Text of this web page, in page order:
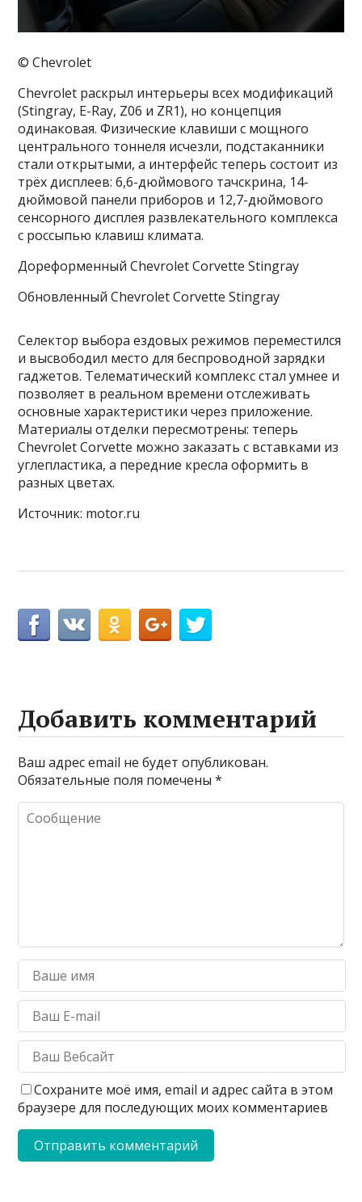
© Chevrolet
Chevrolet раскрыл интерьеры всех модификаций
(Stingray, E-Ray, Z06 и ZR1), но концепция
одинаковая. Физические клавиши с мощного
центрального тоннеля исчезли, подстаканники
стали открытыми, а интерфейс теперь состоит из
трёх дисплеев: 6,6-дюймового тачскрина, 14-
дюймовой панели приборов и 12,7-дюймового
сенсорного дисплея развлекательного комплекса
с россыпью клавиш климата.
Дореформенный Chevrolet Corvette Stingray
Обновленный Chevrolet Corvette Stingray
Селектор выбора ездовых режимов переместился
и высвободил место для беспроводной зарядки
гаджетов. Телематический комплекс стал умнее и
позволяет в реальном времени отслеживать
основные характеристики через приложение.
Материалы отделки пересмотрены: теперь
Chevrolet Corvette можно заказать с вставками из
углепластика, а передние кресла оформить в
разных цветах.
Источник: motor.ru
Добавить комментарий
Ваш адрес email не будет опубликован.
Обязательные поля помечены*
Сохраните моё имя, email и адрес сайта в этом
браузере для последующих моих комментариев